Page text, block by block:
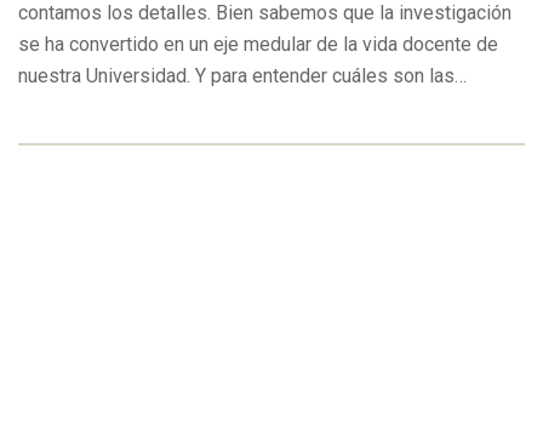
contamos los detalles. Bien sabemos que la investigación
se ha convertido en un eje medular de la vida docente de
nuestra Universidad. Y para entender cuáles son las…